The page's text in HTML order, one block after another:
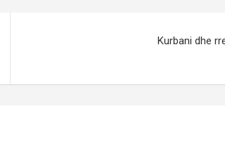
Kurbani dhe